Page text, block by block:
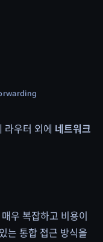
우터 외에 네트워크
우 복잡하고 비용이
는 통합 접근 방식을